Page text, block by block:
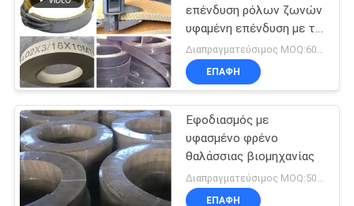
ΖΗΤΉΣΤΕ
ΈΝΑ
ΑΠΌΣΠΑΣΜΑ
SITEMAP
PRIVACY
επένδυση ρόλων ζωνών
υφαμένη επένδυση με το
καλώδιο ορείχαλκου
που ενισχύεται
Διαπραγματεύσιμος MOQ:600 κλ
ΕΠΑΦΉ
Εφοδιασμός με
υφασμένο φρένο
θαλάσσιας βιομηχανίας
Διαπραγματεύσιμος MOQ:500 κλ
ΕΠΑΦΉ